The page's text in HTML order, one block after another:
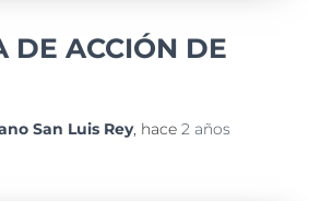
DE ACCIÓN DE
San Luis Rey, hace 2 años